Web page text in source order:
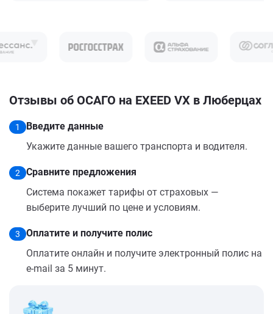
Отзывы об ОСАГО на EXEED VX в Люберцах
1
Введите данные
Укажите данные вашего транспорта и водителя.
2
Сравните предложения
Система покажет тарифы от страховых —
выберите лучший по цене и условиям.
3
Оплатите и получите полис
Оплатите онлайн и получите электронный полис на
e-mail за 5 минут.